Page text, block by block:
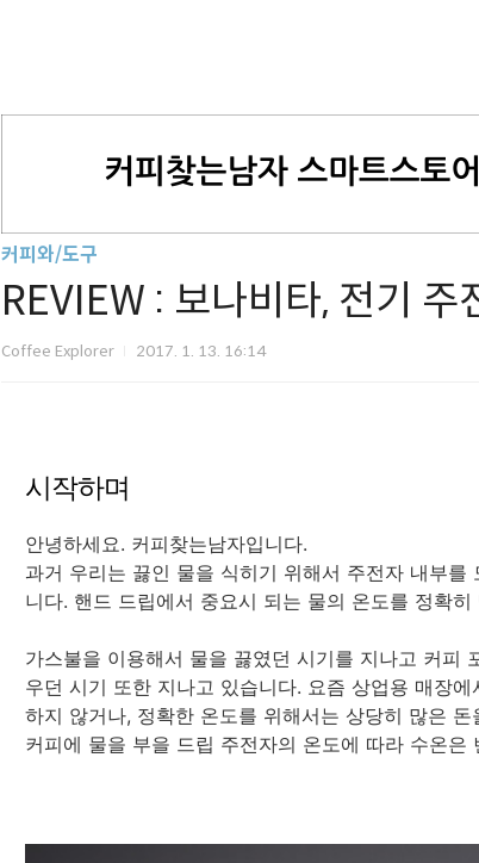
커피와/도구
REVIEW : 보나비타, 전기 주
Coffee Explorer 2017. 1. 13. 16:14
시작하며
안녕하세요. 커피찾는남자입니다.
과거 우리는 끓인 물을 식히기 위해서 주전자 내부
니다. 핸드 드립에서 중요시 되는 물의 온도를 정확
가스불을 이용해서 물을 끓였던 시기를 지나고 커피
우던 시기 또한 지나고 있습니다. 요즘 상업용 매장
하지 않거나, 정확한 온도를 위해서는 상당히 많은
커피에 물을 부을 드립 주전자의 온도에 따라 수온은